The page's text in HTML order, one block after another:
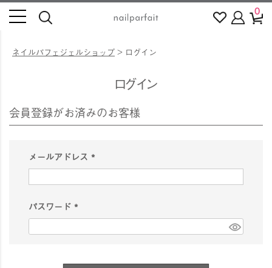
0
ネイルパフェジェルショップ ログイン
ログイン
会員登録がお済みのお客様
メールアドレス
(
必
パスワード
(
必